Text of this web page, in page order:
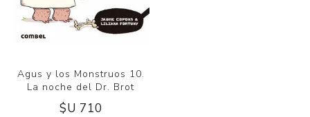
Agus y los Monstruos 10.
La noche del Dr. Brot
$U 710